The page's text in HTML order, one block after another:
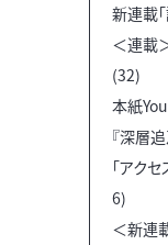
新連載
＜連載
(32)
本紙
『深層
「アク
6)
＜新連